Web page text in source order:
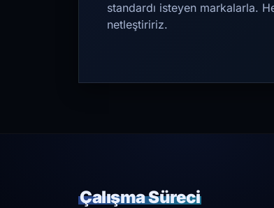
standardı isteyen markalarla.
netleştiririz.
Çalışma Süreci